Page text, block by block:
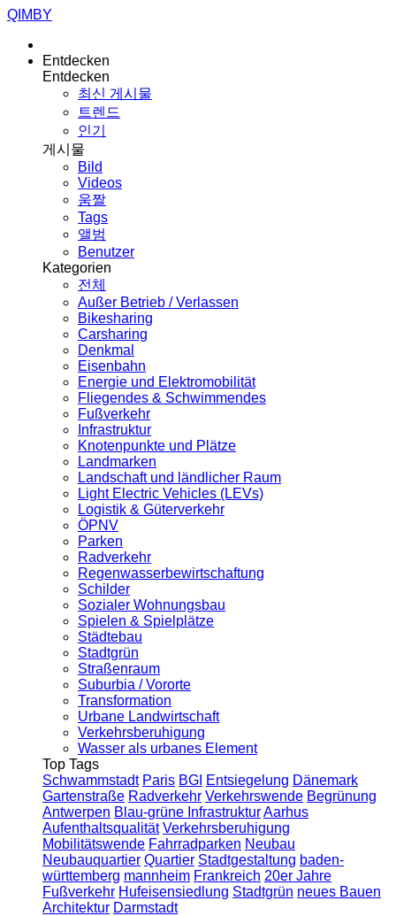
QIMBY
Entdecken
Entdecken
최신 게시물
트렌드
인기
게시물
Bild
Videos
움짤
Tags
앨범
Benutzer
Kategorien
전체
Außer Betrieb / Verlassen
Bikesharing
Carsharing
Denkmal
Eisenbahn
Energie und Elektromobilität
Fliegendes & Schwimmendes
Fußverkehr
Infrastruktur
Knotenpunkte und Plätze
Landmarken
Landschaft und ländlicher Raum
Light Electric Vehicles (LEVs)
Logistik & Güterverkehr
ÖPNV
Parken
Radverkehr
Regenwasserbewirtschaftung
Schilder
Sozialer Wohnungsbau
Spielen & Spielplätze
Städtebau
Stadtgrün
Straßenraum
Suburbia / Vororte
Transformation
Urbane Landwirtschaft
Verkehrsberuhigung
Wasser als urbanes Element
Top Tags
Schwammstadt Paris BGI Entsiegelung Dänemark
Gartenstraße Radverkehr Verkehrswende Begrünung
Antwerpen Blau-grüne InfrastrukturAarhus
Aufenthaltsqualität Verkehrsberuhigung
Mobilitätswende Fahrradparken Neubau
Neubauquartier Quartier Stadtgestaltung baden-
württemberg mannheim Frankreich 20er Jahre
Fußverkehr Hufeisensiedlung Stadtgrün neues Bauen
Architektur Darmstadt